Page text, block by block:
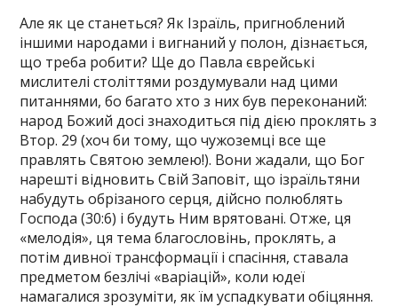
Але як це станеться? Як Ізраїль, пригноблений
іншими народами і вигнаний у полон, дізнається,
що треба робити? Ще до Павла єврейські
мислителі століттями роздумували над цими
питаннями, бо багато хто з них був переконаний:
народ Божий досі знаходиться під дією проклять з
Втор. 29 (хоч би тому, що чужоземці все ще
правлять Святою землею!). Вони жадали, що Бог
нарешті відновить Свій Заповіт, що ізраїльтяни
набудуть обрізаного серця, дійсно полюблять
Господа (30:6) і будуть Ним врятовані. Отже, ця
«мелодія», ця тема благословінь, проклять, а
потім дивної трансформації і спасіння, ставала
предметом безлічі «варіацій», коли юдеї
намагалися зрозуміти, як їм успадкувати обіцяння.